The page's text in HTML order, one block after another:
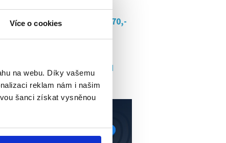
Více o cookies
na webu. Díky vašemu
reklam nám i našim
šanci získat vysněnou
Brigáda u zemana - votice 170,-
kč/h
Uklízeč/uklízečka týnec nad
sázavou